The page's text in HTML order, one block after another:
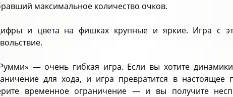
максимальное количество очков.
и цвета на фишках крупные и яркие. Игра с
— очень гибкая игра. Если вы хотите
для хода, и игра превратится в настоящее
временное ограничение — и вы получите